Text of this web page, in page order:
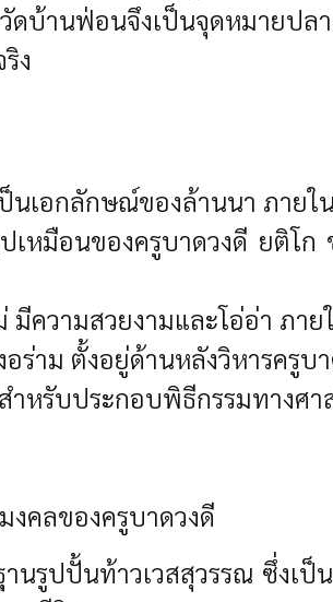
บ้านฟ่อนจึงเป็นจุดหมายปล
ง
เอกลักษณ์ของล้านนา ภาย
เหมือนของครูบาดวงดี ยติโก
มีความสวยงามและโอ่อ่า ภ
ร่าม ตั้งอยู่ด้านหลังวิหารครูบ
หรับประกอบพิธีกรรมทางศา
งคลของครูบาดวงดี
รูปปั้นท้าวเวสสุวรรณ ซึ่งเป็